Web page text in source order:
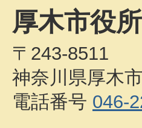
厚木市役所
〒243-8511
神奈川県厚木
電話番号 046-